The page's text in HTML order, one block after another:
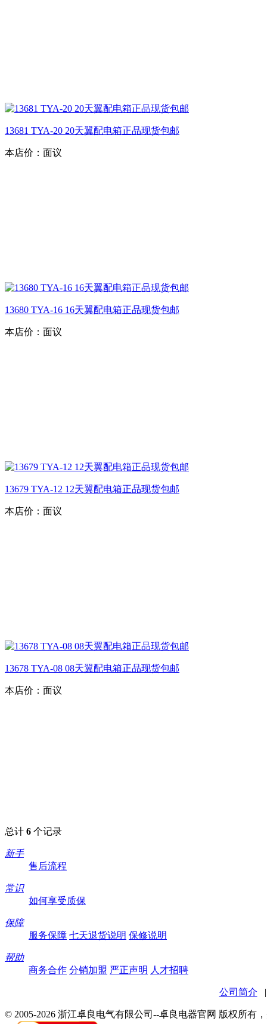
13681 TYA-20 20天翼配电箱正品现货包邮
本店价： 面议
13680 TYA-16 16天翼配电箱正品现货包邮
本店价： 面议
13679 TYA-12 12天翼配电箱正品现货包邮
本店价： 面议
13678 TYA-08 08天翼配电箱正品现货包邮
本店价： 面议
总计 6 个记录
新手
售后流程
常识
如何享受质保
保障
服务保障 七天退货说明 保修说明
帮助
商务合作 分销加盟 严正声明 人才招聘
公司简介
© 2005-2026 浙江卓良电气有限公司--卓良电器官网 版权所有